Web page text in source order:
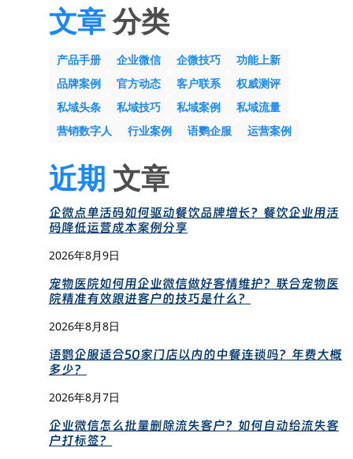
文章分类
产品手册 企业微信 企微技巧
功能上新
品牌案例
官方动态 客户联系
权威测评
私域头条
私域技巧 私域案例
私域流量
营销数字人
行业案例 语鹦企服 运营案例
近期 文章
企微点单活码如何驱动餐饮品牌增长？餐饮企业用活
码降低运营成本案例分享
2026年8月9日
宠物医院如何用企业微信做好客情维护？联合宠物医
院精准有效跟进客户的技巧是什么？
2026年8月8日
语鹦企服适合50家门店以内的中餐连锁吗？年费大概
多少？
2026年8月7日
企业微信怎么批量删除流失客户？如何自动给流失客
户打标签？